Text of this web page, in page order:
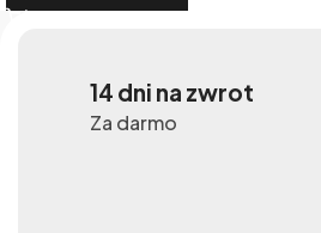
14 dni na zwrot
Za darmo